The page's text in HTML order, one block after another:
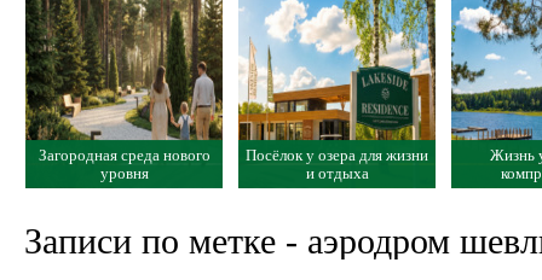
Загородная среда нового
уровня
Посёлок у озера для жизни
и отдыха
Жизнь
Записи по метке - аэродром